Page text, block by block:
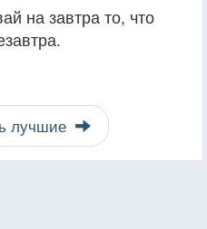
на завтра то, что
лучшие